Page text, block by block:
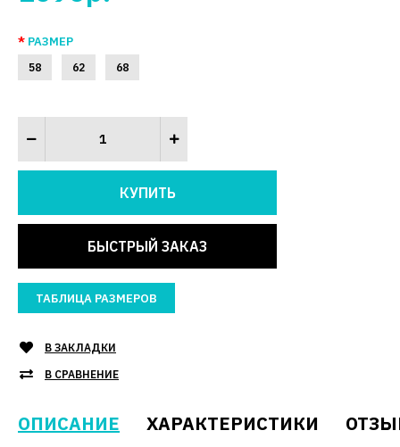
РАЗМЕР
58 62 68
БЫСТРЫЙ ЗАКАЗ
ТАБЛИЦА РАЗМЕРОВ
В ЗАКЛАДКИ
В СРАВНЕНИЕ
ОПИСАНИЕ ХАРАКТЕРИСТИКИ